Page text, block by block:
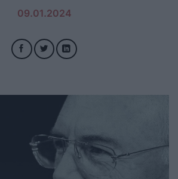
09.01.2024